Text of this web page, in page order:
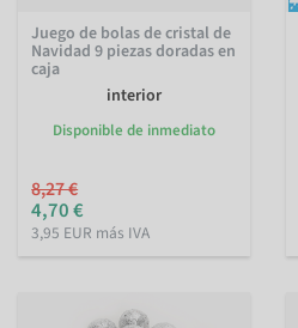
Juego de bolas de cristal de
Navidad 9 piezas doradas en
caja
interior
Disponible de inmediato
8,27 €
4,70 €
3,95 EUR más IVA